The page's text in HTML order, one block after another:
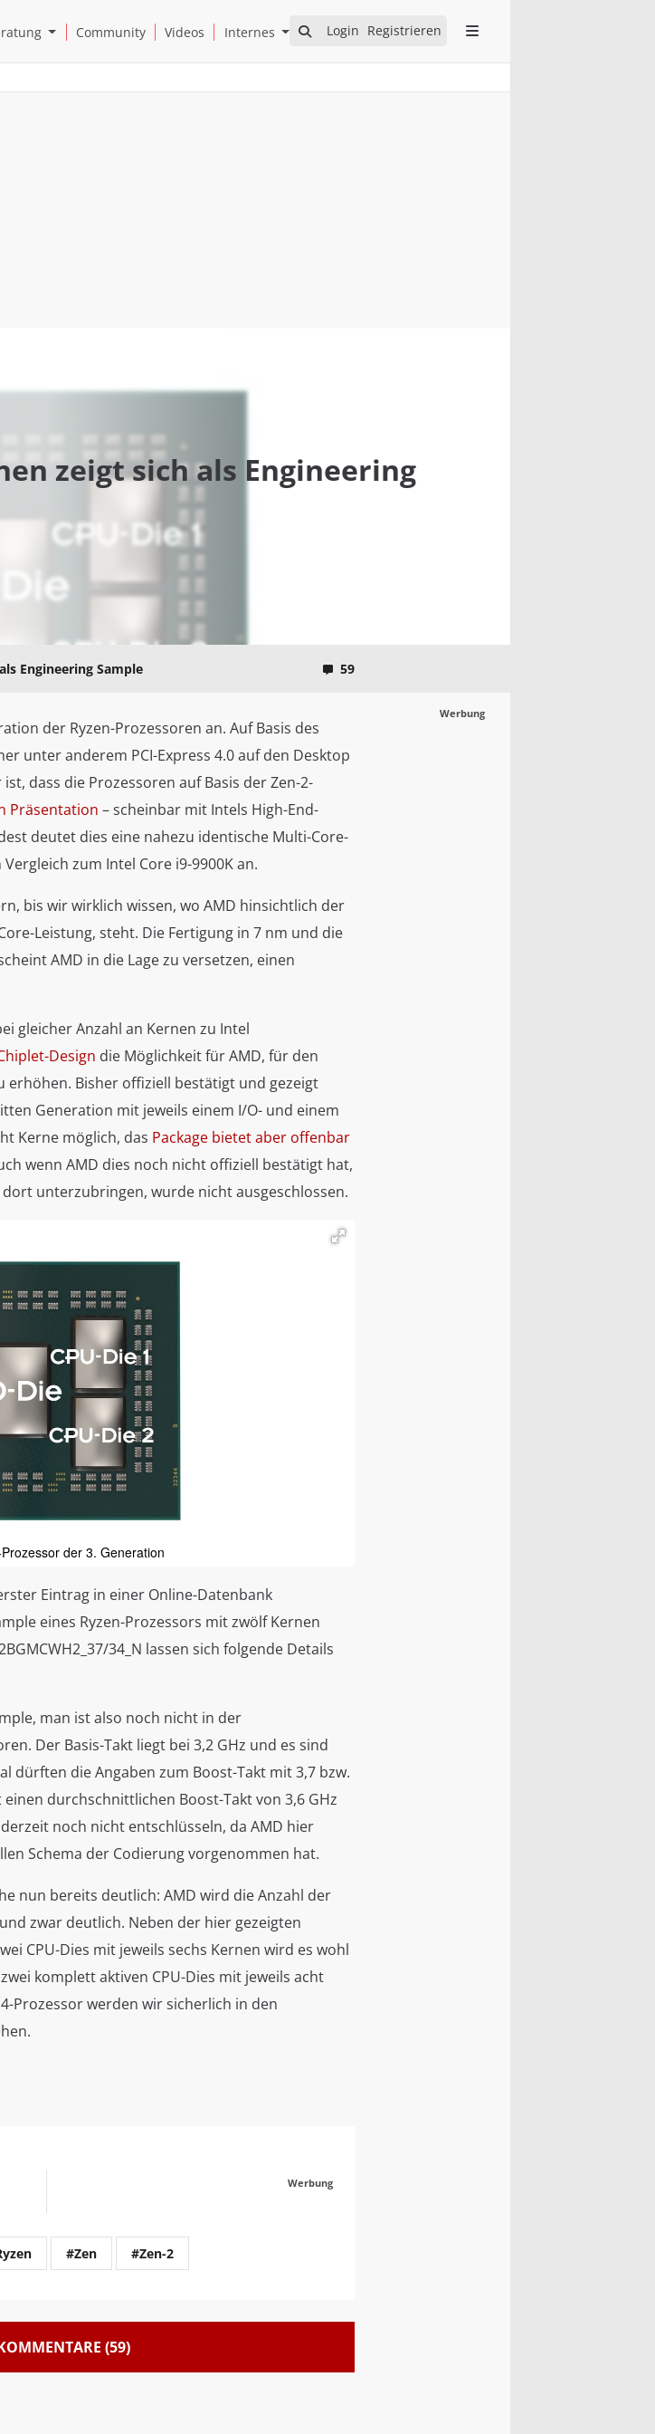
Login Registrieren
Open Kaufberatung Submenu
Community Videos Internes Open Internes Submenu
zeigt sich als Engineering
Engineering Sample 59
Werbung
der Ryzen-Prozessoren an. Auf Basis des
unter anderem PCI-Express 4.0 auf den Desktop
dass die Prozessoren auf Basis der Zen-2-
Präsentation – scheinbar mit Intels High-End-
deutet dies eine nahezu identische Multi-Core-
zum Intel Core i9-9900K an.
bis wir wirklich wissen, wo AMD hinsichtlich der
Leistung, steht. Die Fertigung in 7 nm und die
AMD in die Lage zu versetzen, einen
gleicher Anzahl an Kernen zu Intel
Design die Möglichkeit für AMD, für den
erhöhen. Bisher offiziell bestätigt und gezeigt
Generation mit jeweils einem I/O- und einem
Kerne möglich, das Package bietet aber offenbar
wenn AMD dies noch nicht offiziell bestätigt hat,
unterzubringen, wurde nicht ausgeschlossen.
der 3. Generation
Eintrag in einer Online-Datenbank
eines Ryzen-Prozessors mit zwölf Kernen
34_N lassen sich folgende Details
man ist also noch nicht in der
Der Basis-Takt liegt bei 3,2 GHz und es sind
dürften die Angaben zum Boost-Takt mit 3,7 bzw.
einen durchschnittlichen Boost-Takt von 3,6 GHz
noch nicht entschlüsseln, da AMD hier
Schema der Codierung vorgenommen hat.
nun bereits deutlich: AMD wird die Anzahl der
zwar deutlich. Neben der hier gezeigten
CPU-Dies mit jeweils sechs Kernen wird es wohl
komplett aktiven CPU-Dies mit jeweils acht
Prozessor werden wir sicherlich in den
Werbung
#Zen #Zen-2
(59)